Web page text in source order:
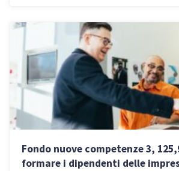
Fondo nuove competenze 3,
formare i dipendenti delle